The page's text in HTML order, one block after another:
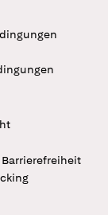
Barrierefreiheit